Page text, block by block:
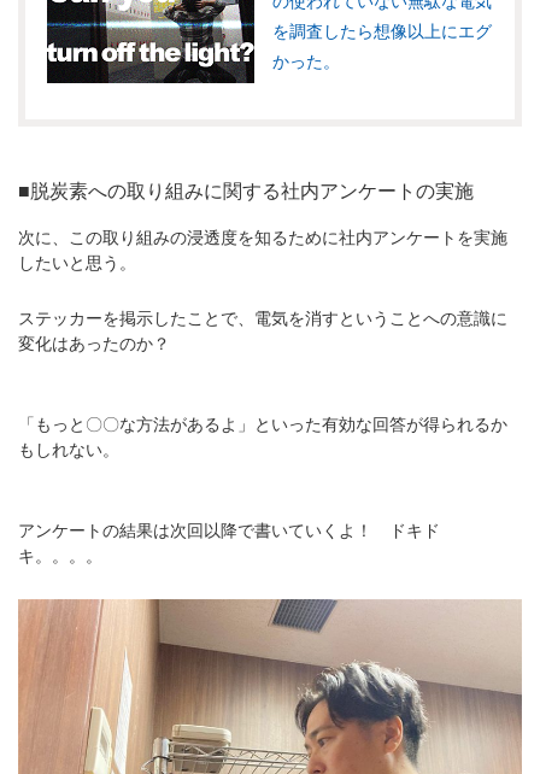
を調査したら想像以上にエグ
かった。
■脱炭素への取り組みに関する社内アンケートの実施
次に、この取り組みの浸透度を知るために社内アンケートを実施
したいと思う。
ステッカーを掲示したことで、電気を消すということへの意識に
変化はあったのか？
「もっと〇〇な方法があるよ」といった有効な回答が得られるか
もしれない。
アンケートの結果は次回以降で書いていくよ！ ドキド
キ。。。。